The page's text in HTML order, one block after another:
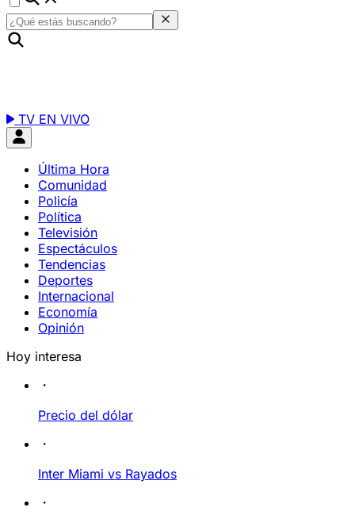
TV EN VIVO
Última Hora
Comunidad
Policía
Política
Televisión
Espectáculos
Tendencias
Deportes
Internacional
Economía
Opinión
Hoy interesa
Precio del dólar
Inter Miami vs Rayados